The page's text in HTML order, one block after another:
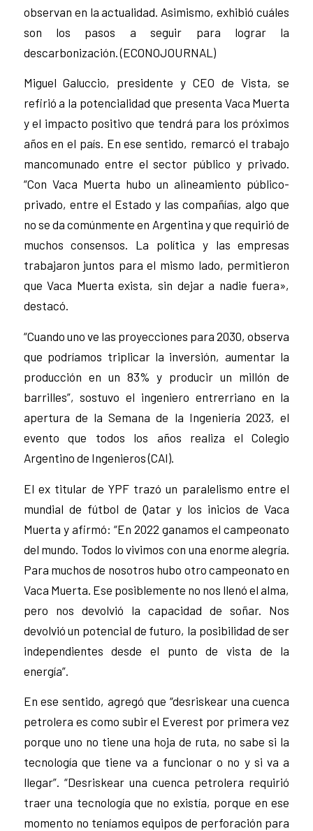
observan en la actualidad. Asimismo, exhibió cuáles
son los pasos a seguir para lograr la
descarbonización. (ECONOJOURNAL)
Miguel Galuccio, presidente y CEO de Vista, se
refirió a la potencialidad que presenta Vaca Muerta
y el impacto positivo que tendrá para los próximos
años en el país. En ese sentido, remarcó el trabajo
mancomunado entre el sector público y privado.
“Con Vaca Muerta hubo un alineamiento público-
privado, entre el Estado y las compañías, algo que
no se da comúnmente en Argentina y que requirió de
muchos consensos. La política y las empresas
trabajaron juntos para el mismo lado, permitieron
que Vaca Muerta exista, sin dejar a nadie fuera»,
destacó.
“Cuando uno ve las proyecciones para 2030, observa
que podríamos triplicar la inversión, aumentar la
producción en un 83% y producir un millón de
barrilles”, sostuvo el ingeniero entrerriano en la
apertura de la Semana de la Ingeniería 2023, el
evento que todos los años realiza el Colegio
Argentino de Ingenieros (CAI).
El ex titular de YPF trazó un paralelismo entre el
mundial de fútbol de Qatar y los inicios de Vaca
Muerta y afirmó: “En 2022 ganamos el campeonato
del mundo. Todos lo vivimos con una enorme alegría.
Para muchos de nosotros hubo otro campeonato en
Vaca Muerta. Ese posiblemente no nos llenó el alma,
pero nos devolvió la capacidad de soñar. Nos
devolvió un potencial de futuro, la posibilidad de ser
independientes desde el punto de vista de la
energía”.
En ese sentido, agregó que “desriskear una cuenca
petrolera es como subir el Everest por primera vez
porque uno no tiene una hoja de ruta, no sabe si la
tecnología que tiene va a funcionar o no y si va a
llegar”. “Desriskear una cuenca petrolera requirió
traer una tecnología que no existía, porque en ese
momento no teníamos equipos de perforación para